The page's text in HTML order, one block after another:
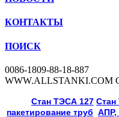
КОНТАКТЫ
ПОИСК
0086-1809-88-18-887
WWW.ALLSTANKI.COM
Cтан ТЭСА 127
пакетирование труб АПР,